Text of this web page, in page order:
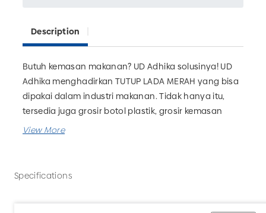
Description
Butuh kemasan makanan? UD Adhika solusinya! UD
Adhika menghadirkan TUTUP LADA MERAH yang bisa
dipakai dalam industri makanan. Tidak hanya itu,
tersedia juga grosir botol plastik, grosir kemasan
farmasi, grosir kemasan rumah tangga dan masih
Specifications